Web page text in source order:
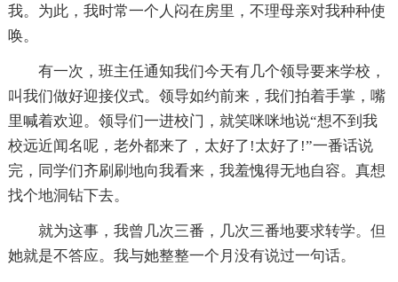
我。为此，我时常一个人闷在房里，不理母亲对我种种使
唤。
有一次，班主任通知我们今天有几个领导要来学校，
叫我们做好迎接仪式。领导如约前来，我们拍着手掌，嘴
里喊着欢迎。领导们一进校门，就笑咪咪地说“想不到我
校远近闻名呢，老外都来了，太好了!太好了!”一番话说
完，同学们齐刷刷地向我看来，我羞愧得无地自容。真想
找个地洞钻下去。
就为这事，我曾几次三番，几次三番地要求转学。但
她就是不答应。我与她整整一个月没有说过一句话。